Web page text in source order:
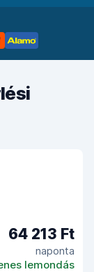
64 213 Ft
naponta
lemondás